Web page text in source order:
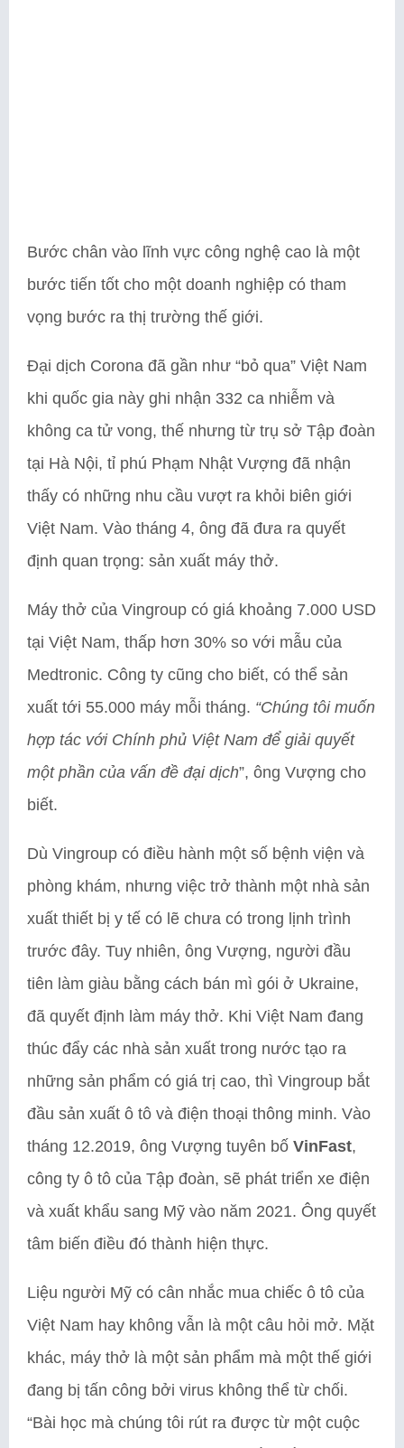
Bước chân vào lĩnh vực công nghệ cao là một
bước tiến tốt cho một doanh nghiệp có tham
vọng bước ra thị trường thế giới.
Đại dịch Corona đã gần như “bỏ qua” Việt Nam
khi quốc gia này ghi nhận 332 ca nhiễm và
không ca tử vong, thế nhưng từ trụ sở Tập đoàn
tại Hà Nội, tỉ phú Phạm Nhật Vượng đã nhận
thấy có những nhu cầu vượt ra khỏi biên giới
Việt Nam. Vào tháng 4, ông đã đưa ra quyết
định quan trọng: sản xuất máy thở.
Máy thở của Vingroup có giá khoảng 7.000 USD
tại Việt Nam, thấp hơn 30% so với mẫu của
Medtronic. Công ty cũng cho biết, có thể sản
xuất tới 55.000 máy mỗi tháng. “Chúng tôi muốn
hợp tác với Chính phủ Việt Nam để giải quyết
một phần của vấn đề đại dịch”, ông Vượng cho
biết.
Dù Vingroup có điều hành một số bệnh viện và
phòng khám, nhưng việc trở thành một nhà sản
xuất thiết bị y tế có lẽ chưa có trong lịnh trình
trước đây. Tuy nhiên, ông Vượng, người đầu
tiên làm giàu bằng cách bán mì gói ở Ukraine,
đã quyết định làm máy thở. Khi Việt Nam đang
thúc đẩy các nhà sản xuất trong nước tạo ra
những sản phẩm có giá trị cao, thì Vingroup bắt
đầu sản xuất ô tô và điện thoại thông minh. Vào
tháng 12.2019, ông Vượng tuyên bố VinFast,
công ty ô tô của Tập đoàn, sẽ phát triển xe điện
và xuất khẩu sang Mỹ vào năm 2021. Ông quyết
tâm biến điều đó thành hiện thực.
Liệu người Mỹ có cân nhắc mua chiếc ô tô của
Việt Nam hay không vẫn là một câu hỏi mở. Mặt
khác, máy thở là một sản phẩm mà một thế giới
đang bị tấn công bởi virus không thể từ chối.
“Bài học mà chúng tôi rút ra được từ một cuộc